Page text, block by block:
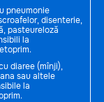
pneumonie
disenterie,
pasteureloză
la
diaree (mînji),
sau altele
la